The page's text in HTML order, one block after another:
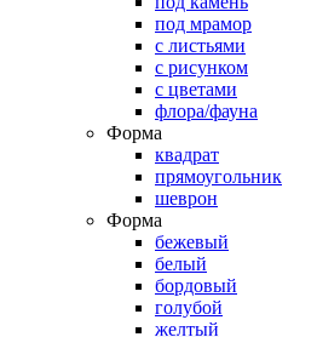
под мрамор
с листьями
с рисунком
с цветами
флора/фауна
Форма
квадрат
прямоугольник
шеврон
Форма
бежевый
белый
бордовый
голубой
желтый